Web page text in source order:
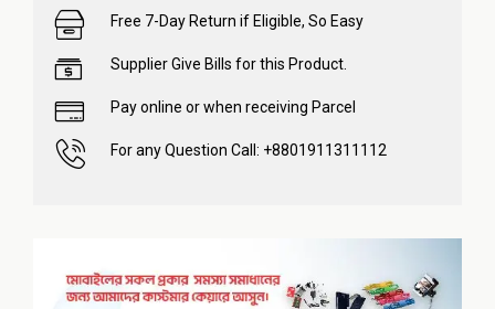
Free 7-Day Return if Eligible, So Easy
Supplier Give Bills for this Product.
Pay online or when receiving Parcel
For any Question Call: +8801911311112